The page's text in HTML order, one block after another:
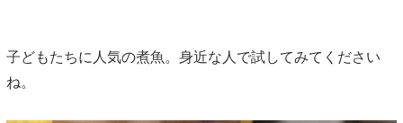
子どもたちに人気の煮魚。身近な人で試してみてください
ね。